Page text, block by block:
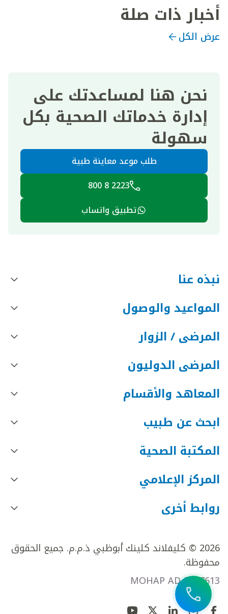
أخبار ذات صلة
عرض الكل
نحن هنا لمساعدتك على
إدارة خدماتك الصحية بكل
سهولة
طلب موعد معاينة طبية
2223 8 800
تطبيق واتساب
نبذه عنا
المواعيد والوصول
المرضى / الزوار
المرضى الدوليون
المعاهد والأقسام
ابحث عن طبيب
المكتبة الصحية
المركز الإعلامي
روابط أخرى
2026 © كليفلاند كلينك أبوظبي ذ.م.م. جميع الحقوق
محفوظة.
MOHAP AD FR27613